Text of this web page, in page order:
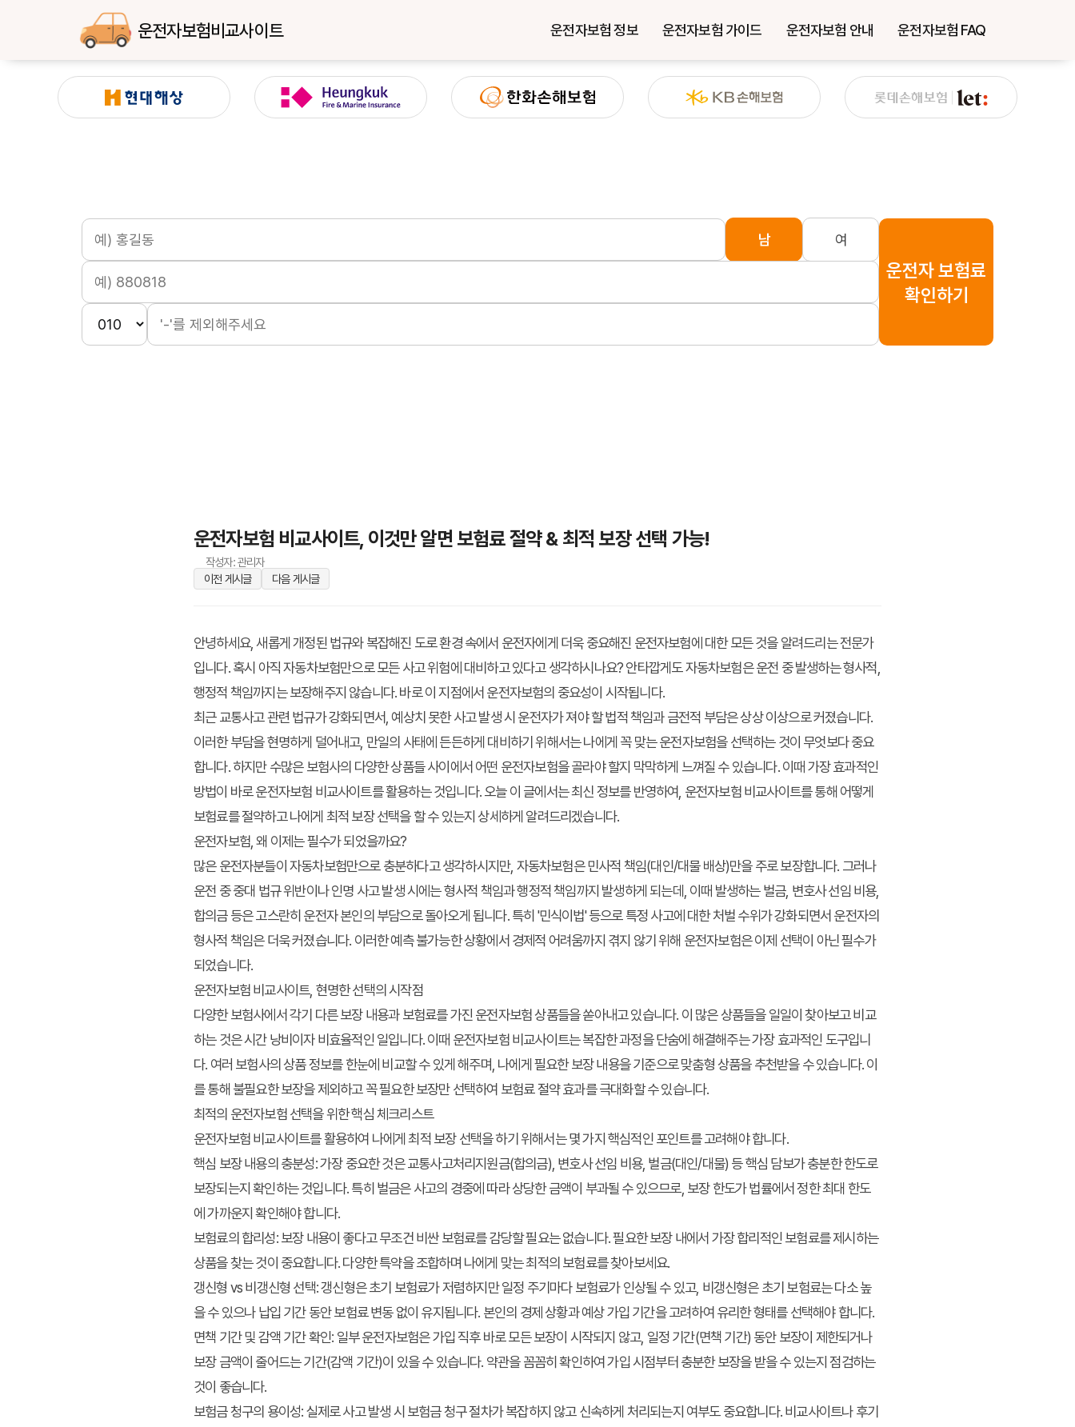
운전자보험비교사이트 운전자보험 정보 운전자보험 가이드 운전자보험 안내 운전자보험 FAQ
남 여
운전자 보험료
확인하기
운전자보험 비교사이트, 이것만 알면 보험료 절약 & 최적 보장 선택 가능!
작성자: 관리자
이전 게시글
다음 게시글
안녕하세요, 새롭게 개정된 법규와 복잡해진 도로 환경 속에서 운전자에게 더욱 중요해진 운전자보험에 대한 모든 것을 알려드리는 전문가
입니다. 혹시 아직 자동차보험만으로 모든 사고 위험에 대비하고 있다고 생각하시나요? 안타깝게도 자동차보험은 운전 중 발생하는 형사적,
행정적 책임까지는 보장해주지 않습니다. 바로 이 지점에서 운전자보험의 중요성이 시작됩니다.
최근 교통사고 관련 법규가 강화되면서, 예상치 못한 사고 발생 시 운전자가 져야 할 법적 책임과 금전적 부담은 상상 이상으로 커졌습니다.
이러한 부담을 현명하게 덜어내고, 만일의 사태에 든든하게 대비하기 위해서는 나에게 꼭 맞는 운전자보험을 선택하는 것이 무엇보다 중요
합니다. 하지만 수많은 보험사의 다양한 상품들 사이에서 어떤 운전자보험을 골라야 할지 막막하게 느껴질 수 있습니다. 이때 가장 효과적인
방법이 바로운전자보험 비교사이트를 활용하는 것입니다. 오늘 이 글에서는 최신 정보를 반영하여, 운전자보험 비교사이트를 통해 어떻게
보험료를 절약하고 나에게 최적 보장 선택을 할 수 있는지 상세하게 알려드리겠습니다.
운전자보험, 왜 이제는 필수가 되었을까요?
많은 운전자분들이 자동차보험만으로 충분하다고 생각하시지만, 자동차보험은 민사적 책임(대인/대물 배상)만을 주로 보장합니다. 그러나
운전 중 중대 법규 위반이나 인명 사고 발생 시에는 형사적 책임과 행정적 책임까지 발생하게 되는데, 이때 발생하는 벌금, 변호사 선임 비용,
합의금 등은 고스란히 운전자 본인의 부담으로 돌아오게 됩니다. 특히 '민식이법' 등으로 특정 사고에 대한 처벌 수위가 강화되면서 운전자의
형사적 책임은 더욱 커졌습니다. 이러한 예측 불가능한 상황에서 경제적 어려움까지 겪지 않기 위해 운전자보험은 이제 선택이 아닌 필수가
되었습니다.
운전자보험 비교사이트, 현명한 선택의 시작점
다양한 보험사에서 각기 다른 보장 내용과 보험료를 가진 운전자보험 상품들을 쏟아내고 있습니다. 이 많은 상품들을 일일이 찾아보고 비교
하는 것은 시간 낭비이자 비효율적인 일입니다. 이때 운전자보험 비교사이트는 복잡한 과정을 단숨에 해결해주는 가장 효과적인 도구입니
다. 여러 보험사의 상품 정보를 한눈에 비교할 수 있게 해주며, 나에게 필요한 보장 내용을 기준으로 맞춤형 상품을 추천받을 수 있습니다. 이
를 통해 불필요한 보장을 제외하고 꼭 필요한 보장만 선택하여 보험료 절약효과를 극대화할 수 있습니다.
최적의 운전자보험 선택을 위한 핵심 체크리스트
운전자보험 비교사이트를 활용하여 나에게최적 보장 선택을 하기 위해서는 몇 가지 핵심적인 포인트를 고려해야 합니다.
핵심 보장 내용의 충분성:가장 중요한 것은 교통사고처리지원금(합의금), 변호사 선임 비용, 벌금(대인/대물) 등 핵심 담보가 충분한 한도로
보장되는지 확인하는 것입니다. 특히 벌금은 사고의 경중에 따라 상당한 금액이 부과될 수 있으므로, 보장 한도가 법률에서 정한 최대 한도
에 가까운지 확인해야 합니다.
보험료의 합리성:보장 내용이 좋다고 무조건 비싼 보험료를 감당할 필요는 없습니다. 필요한 보장 내에서 가장 합리적인 보험료를 제시하는
상품을 찾는 것이 중요합니다. 다양한 특약을 조합하며 나에게 맞는 최적의 보험료를 찾아보세요.
갱신형 vs 비갱신형 선택:갱신형은 초기 보험료가 저렴하지만 일정 주기마다 보험료가 인상될 수 있고, 비갱신형은 초기 보험료는 다소 높
을 수 있으나 납입 기간 동안 보험료 변동 없이 유지됩니다. 본인의 경제 상황과 예상 가입 기간을 고려하여 유리한 형태를 선택해야 합니다.
면책 기간 및 감액 기간 확인: 일부 운전자보험은 가입 직후 바로 모든 보장이 시작되지 않고, 일정 기간(면책 기간) 동안 보장이 제한되거나
보장 금액이 줄어드는 기간(감액 기간)이 있을 수 있습니다. 약관을 꼼꼼히 확인하여 가입 시점부터 충분한 보장을 받을 수 있는지 점검하는
것이 좋습니다.
보험금 청구의 용이성:실제로 사고 발생 시 보험금 청구 절차가 복잡하지 않고 신속하게 처리되는지 여부도 중요합니다. 비교사이트나 후기